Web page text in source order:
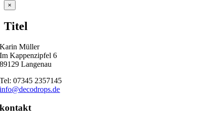
Close
product
view
×
Titel
Karin Müller
Im Kappenzipfel 6
89129 Langenau
Tel: 07345 2357145
info@decodrops.de
kontakt